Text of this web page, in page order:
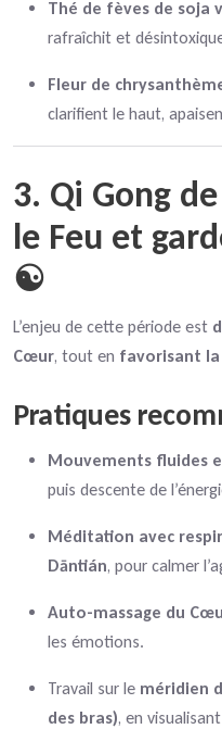
Thé de fèves de soja
rafraîchit et
Fleur de
clarifient le haut,
3. Qi Gong
le Feu et
☯️
L’enjeu de cette période est
Cœur, tout en favorisant la
Pratiques
Mouvements fluides
puis descente de
Méditation avec
Dāntián, pour calmer
Auto-massage du
les émotions.
Travail sur le méridien
des bras), en